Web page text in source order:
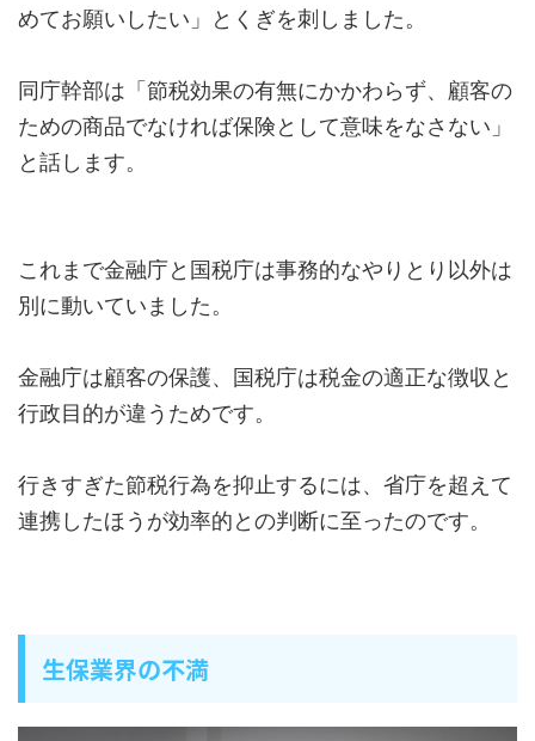
めてお願いしたい」とくぎを刺しました。
同庁幹部は「節税効果の有無にかかわらず、顧客の
ための商品でなければ保険として意味をなさない」
と話します。
これまで金融庁と国税庁は事務的なやりとり以外は
別に動いていました。
金融庁は顧客の保護、国税庁は税金の適正な徴収と
行政目的が違うためです。
行きすぎた節税行為を抑止するには、省庁を超えて
連携したほうが効率的との判断に至ったのです。
生保業界の不満